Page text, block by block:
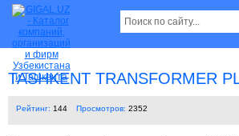
TASHKENT TRANSFORMER
Рейтинг: 144 Просмотров: 2352